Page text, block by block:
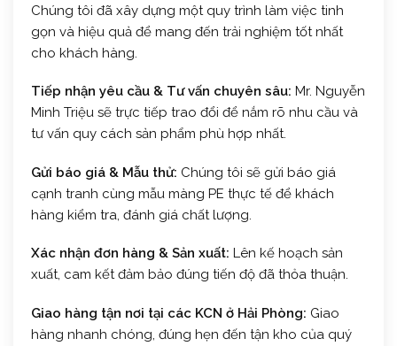
Chúng tôi đã xây dựng một quy trình làm việc tinh
gọn và hiệu quả để mang đến trải nghiệm tốt nhất
cho khách hàng.
Tiếp nhận yêu cầu & Tư vấn chuyên sâu: Mr. Nguyễn
Minh Triệu sẽ trực tiếp trao đổi để nắm rõ nhu cầu và
tư vấn quy cách sản phẩm phù hợp nhất.
Gửi báo giá & Mẫu thử: Chúng tôi sẽ gửi báo giá
cạnh tranh cùng mẫu màng PE thực tế để khách
hàng kiểm tra, đánh giá chất lượng.
Xác nhận đơn hàng & Sản xuất: Lên kế hoạch sản
xuất, cam kết đảm bảo đúng tiến độ đã thỏa thuận.
Giao hàng tận nơi tại các KCN ở Hải Phòng: Giao
hàng nhanh chóng, đúng hẹn đến tận kho của quý